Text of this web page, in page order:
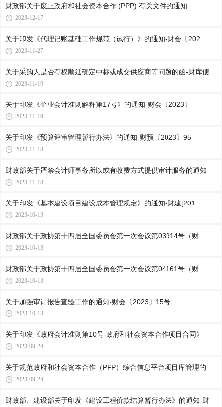
财政部关于废止政府和社会资本合作 (PPP) 有关文件的通知
2023-12-17
关于印发《代理记账基础工作规范（试行）》的通知-财会〔202
2023-11-27
关于采购人是否有权顺延确定中标或成交供应商等问题的函-财库便
2023-11-19
关于印发《企业会计准则解释第17号》的通知-财会〔2023〕
2023-11-19
关于印发《预算评审管理暂行办法》的通知-财预〔2023〕95
2023-11-18
财政部关于严禁会计师事务所以或有收费方式提供审计服务的通知-
2023-11-18
关于印发《基本建设项目建设成本管理规定》的通知-财建[201
2023-10-13
财政部关于政协第十四届全国委员会第一次会议第03914号（财
2023-10-13
财政部关于政协第十四届全国委员会第一次会议第04161号（财
2023-10-13
关于加强审计报告查验工作的通知-财会〔2023〕15号
2023-10-13
关于印发《政府会计准则第10号-政府和社会资本合作项目合同》
2023-09-24
关于规范政府和社会资本合作（PPP）综合信息平台项目库管理的
2023-09-24
财政部、建设部关于印发《建设工程价款结算暂行办法》的通知-财